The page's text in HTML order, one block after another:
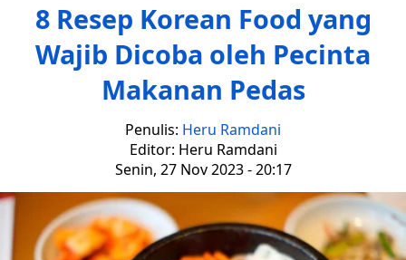
8 Resep Korean Food yang
Wajib Dicoba oleh Pecinta
Makanan Pedas
Penulis: Heru Ramdani
Editor: Heru Ramdani
Senin, 27 Nov 2023 - 20:17